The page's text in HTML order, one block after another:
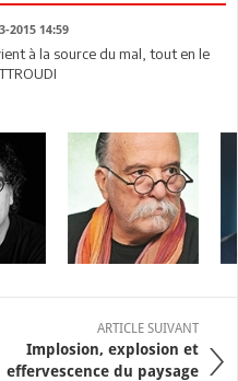
2015 14:59
à la source du mal, tout en le
ARTICLE SUIVANT
Implosion, explosion et
effervescence du paysage